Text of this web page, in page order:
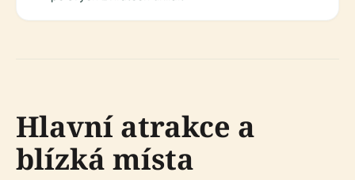
Hlavní atrakce a
blízká místa